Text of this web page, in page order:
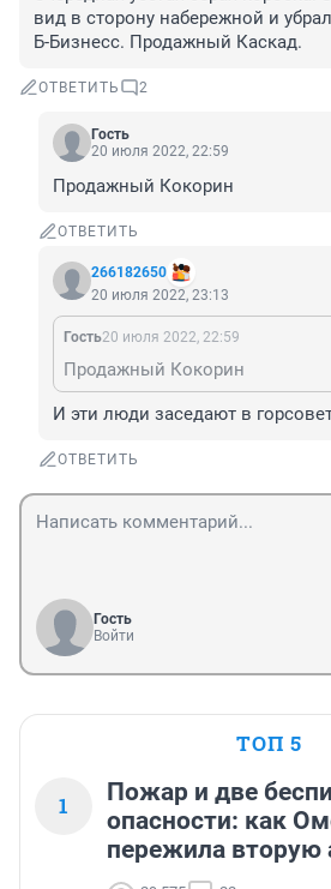
вид в сторону набережной и
Б-Бизнесс. Продажный Каскад.
ОТВЕТИТЬ 2
Гость
20 июля 2022, 22:59
Продажный Кокорин
ОТВЕТИТЬ
266182650
20 июля 2022, 23:13
Гость20 июля 2022, 22:59
Продажный Кокорин
И эти люди заседают в
ОТВЕТИТЬ
Гость
Войти
ТОП 5
1
Пожар и две
опасности: как
пережила вторую